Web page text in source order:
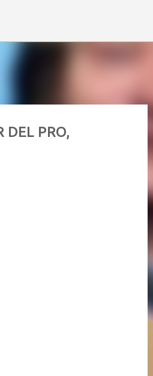
DEL PRO,